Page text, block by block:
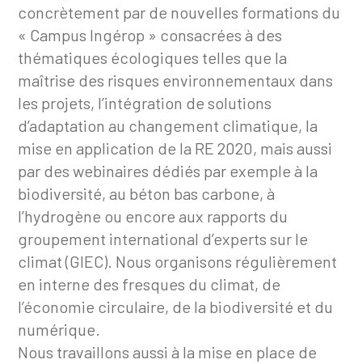
concrètement par de nouvelles formations du
« Campus Ingérop » consacrées à des
thématiques écologiques telles que la
maîtrise des risques environnementaux dans
les projets, l’intégration de solutions
d’adaptation au changement climatique, la
mise en application de la RE 2020, mais aussi
par des webinaires dédiés par exemple à la
biodiversité, au béton bas carbone, à
l’hydrogène ou encore aux rapports du
groupement international d’experts sur le
climat (GIEC). Nous organisons régulièrement
en interne des fresques du climat, de
l’économie circulaire, de la biodiversité et du
numérique.
Nous travaillons aussi à la mise en place de